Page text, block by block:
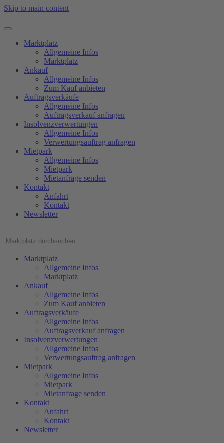
Skip to main content
Marktplatz
Allgemeine Infos
Marktplatz
Ankauf
Allgemeine Infos
Zum Kauf anbieten
Auftragsverkäufe
Allgemeine Infos
Auftragsverkauf anfragen
Insolvenzverwertungen
Allgemeine Infos
Verwertungsauftrag anfragen
Mietpark
Allgemeine Infos
Mietpark
Mietanfrage senden
Kontakt
Anfahrt
Kontakt
Newsletter
Marktplatz
Allgemeine Infos
Marktplatz
Ankauf
Allgemeine Infos
Zum Kauf anbieten
Auftragsverkäufe
Allgemeine Infos
Auftragsverkauf anfragen
Insolvenzverwertungen
Allgemeine Infos
Verwertungsauftrag anfragen
Mietpark
Allgemeine Infos
Mietpark
Mietanfrage senden
Kontakt
Anfahrt
Kontakt
Newsletter